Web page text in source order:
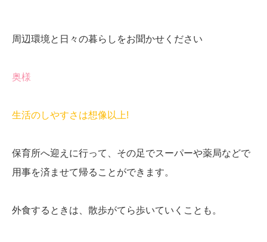
周辺環境と日々の暮らしをお聞かせください
奥様
生活のしやすさは想像以上!
保育所へ迎えに行って、その足でスーパーや薬局などで
用事を済ませて帰ることができます。
外食するときは、散歩がてら歩いていくことも。